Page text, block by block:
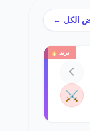
الكل ←
ترند 🔥
⚔️